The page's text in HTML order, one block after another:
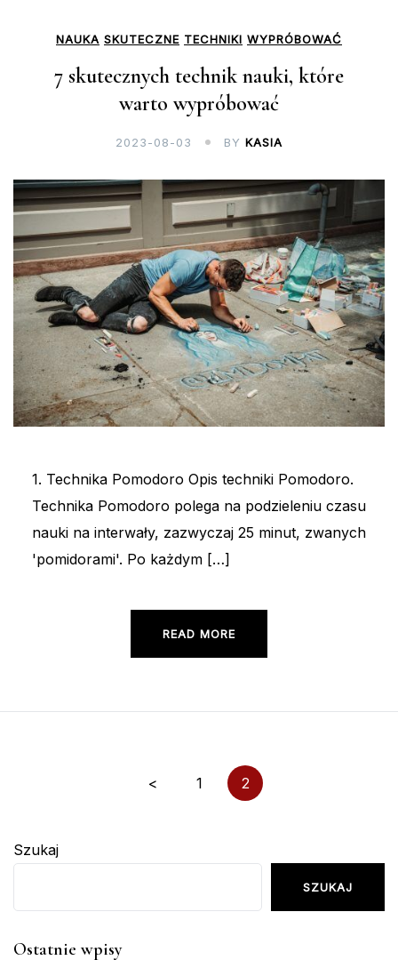
NAUKA SKUTECZNE TECHNIKI WYPRÓBOWAĆ
7 skutecznych technik nauki, które
warto wypróbować
2023-08-03 BY KASIA
1. Technika Pomodoro Opis techniki Pomodoro.
Technika Pomodoro polega na podzieleniu czasu
nauki na interwały, zazwyczaj 25 minut, zwanych
'pomidorami'. Po każdym […]
READ MORE
< 1 2
Szukaj
SZUKAJ
Ostatnie wpisy